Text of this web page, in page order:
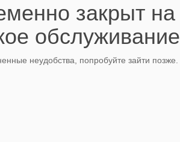
закрыт на
неудобства, попробуйте зайти позже.